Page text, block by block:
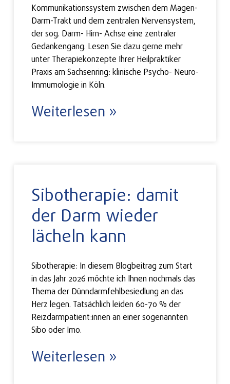
Kommunikationssystem zwischen dem Magen-
Darm-Trakt und dem zentralen Nervensystem,
der sog. Darm- Hirn- Achse eine zentraler
Gedankengang. Lesen Sie dazu gerne mehr
unter Therapiekonzepte Ihrer Heilpraktiker
Praxis am Sachsenring: klinische Psycho- Neuro-
Immumologie in Köln.
Weiterlesen »
Sibotherapie: damit
der Darm wieder
lächeln kann
Sibotherapie: In diesem Blogbeitrag zum Start
in das Jahr 2026 möchte ich Ihnen nochmals das
Thema der Dünndarmfehlbesiedlung an das
Herz legen. Tatsächlich leiden 60-70 % der
Reizdarmpatient:innen an einer sogenannten
Sibo oder Imo.
Weiterlesen »